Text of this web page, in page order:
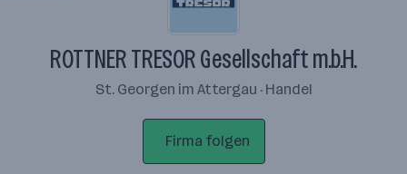
ROTTNER TRESOR Gesellschaft m.b.H.
St. Georgen im Attergau · Handel
Firma folgen